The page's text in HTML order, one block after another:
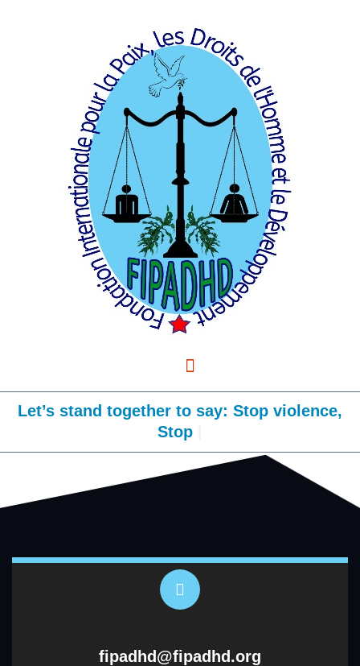
Let’s stand together to say: Stop violence,
Stop des
fipadhd@fipadhd.org